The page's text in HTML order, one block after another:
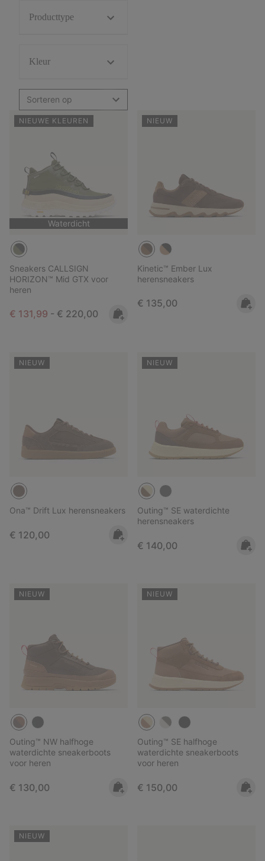
Producttype
Kleur
Sorteren op
NIEUWE KLEUREN
Waterdicht
Sneakers CALLSIGN
HORIZON™ Mid GTX voor
heren
Minimum sale price:
€ 131,99 - Maximum price:
€ 220,00
NIEUW
Kinetic™ Ember Lux
herensneakers
Regular price:
€ 135,00
NIEUW
Ona™ Drift Lux herensneakers
Regular price:
€ 120,00
NIEUW
Outing™ SE waterdichte
herensneakers
Regular price:
€ 140,00
NIEUW
Outing™ NW halfhoge
waterdichte sneakerboots
voor heren
Regular price:
€ 130,00
NIEUW
Outing™ SE halfhoge
waterdichte sneakerboots
voor heren
Regular price:
€ 150,00
NIEUW